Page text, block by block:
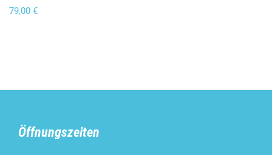
79,00 €
Öffnungszeiten